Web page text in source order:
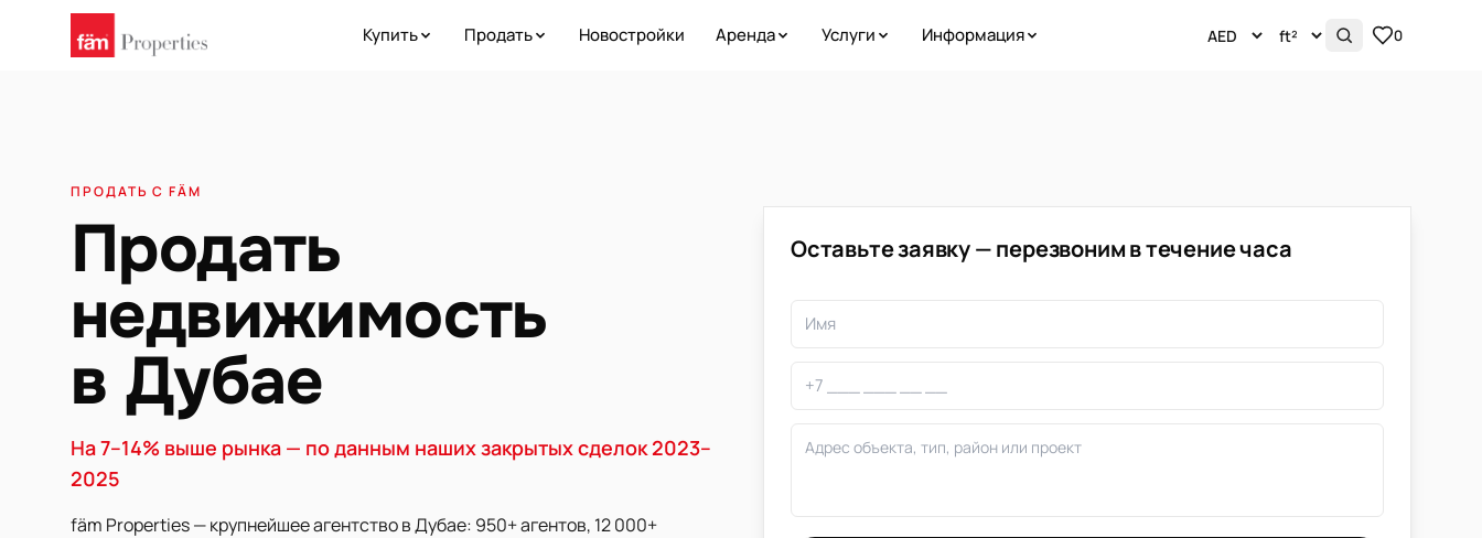
Купить Продать Новостройки Аренда Услуги Информация 0
ПРОДАТЬ С FÄM
Продать
недвижимость
в Дубае
На 7–14% выше рынка — по данным наших закрытых сделок 2023–
2025
fäm Properties — крупнейшее агентство в Дубае: 950+ агентов, 12 000+
Оставьте заявку — перезвоним в течение часа